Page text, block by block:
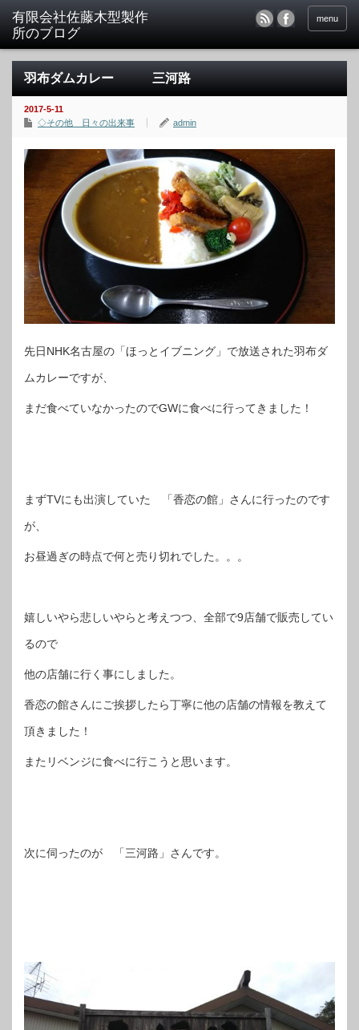
menu
羽布ダムカレー 三河路
2017-5-11
◇その他 日々の出来事
admin
先日NHK名古屋の「ほっとイブニング」で放送された羽布ダ
ムカレーですが、
まだ食べていなかったのでGWに食べに行ってきました！
まずTVにも出演していた 「香恋の館」さんに行ったのです
が、
お昼過ぎの時点で何と売り切れでした。。。
嬉しいやら悲しいやらと考えつつ、全部で9店舗で販売してい
るので
他の店舗に行く事にしました。
香恋の館さんにご挨拶したら丁寧に他の店舗の情報を教えて
頂きました！
またリベンジに食べに行こうと思います。
次に伺ったのが 「三河路」さんです。